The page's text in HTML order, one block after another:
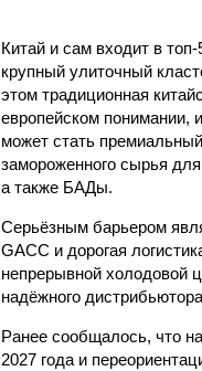
Китай и сам входит в
крупный улиточный
этом традиционная
европейском понимании,
может стать
замороженного сырья
а также БАДы.
Серьёзным барьером
GACC и дорогая
непрерывной холодовой
надёжного
Ранее сообщалось, что
2027 года и